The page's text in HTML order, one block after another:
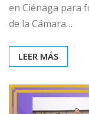
en Ciénaga para
de la Cámara…
LEER MÁS